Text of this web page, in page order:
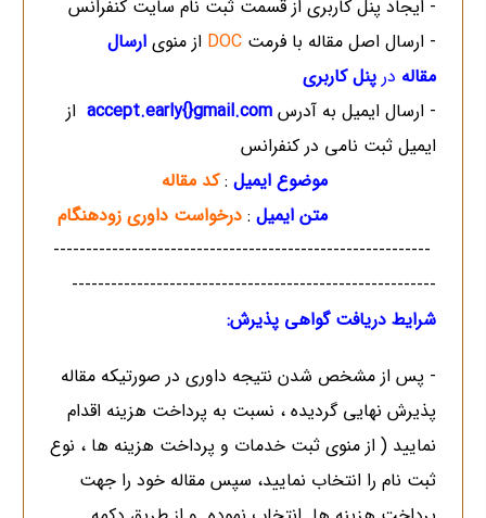
- ایجاد پنل کاربری از قسمت ثبت نام سایت کنفرانس
- ارسال اصل مقاله با فرمت DOC از منوی ارسال
مقاله در پنل کاربری
- ارسال ایمیل به آدرس accept.early{}gmail.comاز
ایمیل ثبت نامی در کنفرانس
موضوع ایمیل:کد مقاله
متن ایمیل: درخواست داوری زودهنگام
----------------------------------------------------------
--------------------------------------------------------
شرایط دریافت گواهی پذیرش:
- پس از مشخص شدن نتیجه داوری در صورتیکه مقاله
پذیرش نهایی گردیده ، نسبت به پرداخت هزینه اقدام
نمایید ( از منوی ثبت خدمات و پرداخت هزینه ها ، نوع
ثبت نام را انتخاب نمایید، سپس مقاله خود را جهت